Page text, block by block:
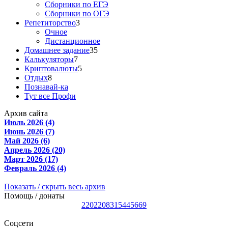
Сборники по ЕГЭ
Сборники по ОГЭ
Репетиторство3
Очное
Дистанционное
Домашнее задание35
Калькуляторы7
Криптовалюты5
Отдых8
Познавай-ка
Тут все Профи
Архив сайта
Июль 2026 (4)
Июнь 2026 (7)
Май 2026 (6)
Апрель 2026 (20)
Март 2026 (17)
Февраль 2026 (4)
Показать / скрыть весь архив
Помощь / донаты
2202208315445669
Соцсети